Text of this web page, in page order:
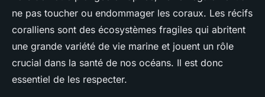
ne pas toucher ou endommager les coraux. Les récifs
coralliens sont des écosystèmes fragiles qui abritent
une grande variété de vie marine et jouent un rôle
crucial dans la santé de nos océans. Il est donc
essentiel de les respecter.